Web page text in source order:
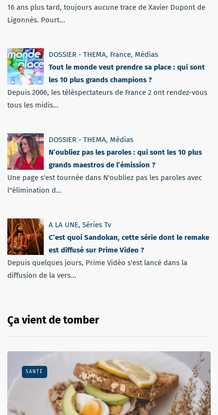
16 ans plus tard, toujours aucune trace de Xavier Dupont de
Ligonnès. Pourt...
DOSSIER - THEMA, France, Médias
Tout le monde veut prendre sa place : qui sont
les 10 plus grands champions ?
Depuis 2006, les téléspectateurs de France 2 ont rendez-vous
tous les midis...
DOSSIER - THEMA, Médias
N’oubliez pas les paroles : qui sont les 10 plus
grands maestros de l’émission ?
Une page s'est tournée dans N'oubliez pas les paroles avec
l''élimination d...
A LA UNE, Séries Tv
C’est quoi Sandokan, cette série dont le remake
est diffusé sur Prime Video ?
Depuis quelques jours, Prime Vidéo s'est lancé dans la
diffusion de la vers...
Ça vient de tomber
SANTÉ